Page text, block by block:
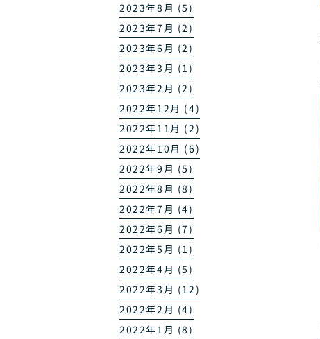
2023年8月 (5)
2023年7月 (2)
2023年6月 (2)
2023年3月 (1)
2023年2月 (2)
2022年12月 (4)
2022年11月 (2)
2022年10月 (6)
2022年9月 (5)
2022年8月 (8)
2022年7月 (4)
2022年6月 (7)
2022年5月 (1)
2022年4月 (5)
2022年3月 (12)
2022年2月 (4)
2022年1月 (8)